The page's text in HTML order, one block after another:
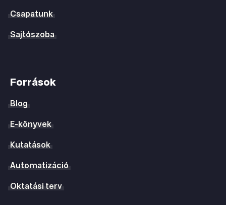
Csapatunk
Sajtószoba
Források
Blog
E-könyvek
Kutatások
Automatizáció
Oktatási terv